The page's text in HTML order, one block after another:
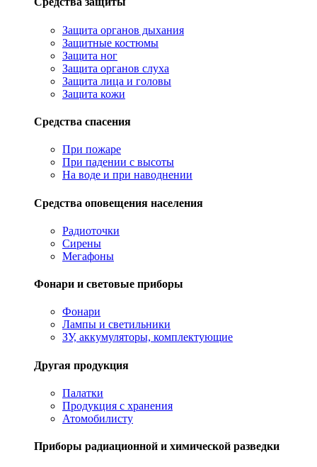
Защита органов дыхания
Защитные костюмы
Защита ног
Защита органов слуха
Защита лица и головы
Защита кожи
Средства спасения
При пожаре
При падении с высоты
На воде и при наводнении
Средства оповещения населения
Радиоточки
Сирены
Мегафоны
Фонари и световые приборы
Фонари
Лампы и светильники
ЗУ, аккумуляторы, комплектующие
Другая продукция
Палатки
Продукция с хранения
Атомобилисту
Приборы радиационной и химической разведки